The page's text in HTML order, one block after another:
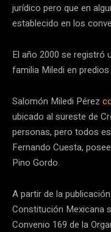
jurídico pero que en
establecido en los
El año 2000 se registró
familia Miledi en
Salomón Miledi Pérez
ubicado al sureste de
personas, pero todos
Fernando Cuesta,
Pino Gordo.
A partir de la
Constitución Mexicana
Convenio 169 de la